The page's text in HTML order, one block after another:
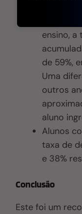
Quando
ensino, a
de 59%,
Uma
outros
aluno
Alunos
taxa de
e 38%
Conclusão
Este foi um